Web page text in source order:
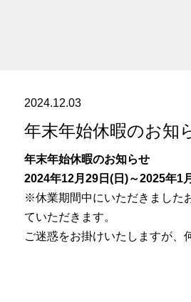
2024.12.03
年末年始休暇のお知
年末年始休暇のお知らせ
2024年12月29日(日)～2025年1
※休業期間中にいただきました
ていただきます。
ご迷惑をお掛けいたしますが、